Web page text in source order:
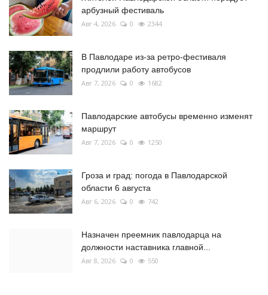
арбузный фестиваль
Авг 4, 2026 0 2344
В Павлодаре из-за ретро-фестиваля
продлили работу автобусов
Авг 7, 2026 0 1682
Павлодарские автобусы временно изменят
маршрут
Авг 7, 2026 0 1250
Гроза и град: погода в Павлодарской
области 6 августа
Авг 6, 2026 0 742
Назначен преемник павлодарца на
должности наставника главной...
Авг 8, 2026 0 550